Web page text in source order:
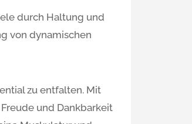
durch Haltung und
von dynamischen
zu entfalten. Mit
und Dankbarkeit